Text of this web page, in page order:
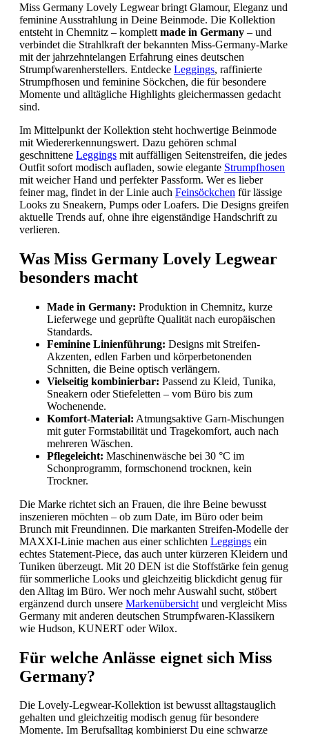
Miss Germany Lovely Legwear bringt Glamour, Eleganz und
feminine Ausstrahlung in Deine Beinmode. Die Kollektion
entsteht in Chemnitz – komplett made in Germany – und
verbindet die Strahlkraft der bekannten Miss-Germany-Marke
mit der jahrzehntelangen Erfahrung eines deutschen
Strumpfwarenherstellers. Entdecke Leggings, raffinierte
Strumpfhosen und feminine Söckchen, die für besondere
Momente und alltägliche Highlights gleichermassen gedacht
sind.
Im Mittelpunkt der Kollektion steht hochwertige Beinmode
mit Wiedererkennungswert. Dazu gehören schmal
geschnittene Leggings mit auffälligen Seitenstreifen, die jedes
Outfit sofort modisch aufladen, sowie elegante Strumpfhosen
mit weicher Hand und perfekter Passform. Wer es lieber
feiner mag, findet in der Linie auch Feinsöckchen für lässige
Looks zu Sneakern, Pumps oder Loafers. Die Designs greifen
aktuelle Trends auf, ohne ihre eigenständige Handschrift zu
verlieren.
Was Miss Germany Lovely Legwear
besonders macht
Made in Germany: Produktion in Chemnitz, kurze
Lieferwege und geprüfte Qualität nach europäischen
Standards.
Feminine Linienführung: Designs mit Streifen-
Akzenten, edlen Farben und körperbetonenden
Schnitten, die Beine optisch verlängern.
Vielseitig kombinierbar: Passend zu Kleid, Tunika,
Sneakern oder Stiefeletten – vom Büro bis zum
Wochenende.
Komfort-Material: Atmungsaktive Garn-Mischungen
mit guter Formstabilität und Tragekomfort, auch nach
mehreren Wäschen.
Pflegeleicht: Maschinenwäsche bei 30 °C im
Schonprogramm, formschonend trocknen, kein
Trockner.
Die Marke richtet sich an Frauen, die ihre Beine bewusst
inszenieren möchten – ob zum Date, im Büro oder beim
Brunch mit Freundinnen. Die markanten Streifen-Modelle der
MAXXI-Linie machen aus einer schlichten Leggings ein
echtes Statement-Piece, das auch unter kürzeren Kleidern und
Tuniken überzeugt. Mit 20 DEN ist die Stoffstärke fein genug
für sommerliche Looks und gleichzeitig blickdicht genug für
den Alltag im Büro. Wer noch mehr Auswahl sucht, stöbert
ergänzend durch unsere Markenübersicht und vergleicht Miss
Germany mit anderen deutschen Strumpfwaren-Klassikern
wie Hudson, KUNERT oder Wilox.
Für welche Anlässe eignet sich Miss
Germany?
Die Lovely-Legwear-Kollektion ist bewusst alltagstauglich
gehalten und gleichzeitig modisch genug für besondere
Momente. Im Berufsalltag kombinierst Du eine schwarze